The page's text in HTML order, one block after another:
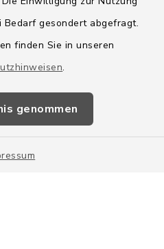
gesondert abgefragt.
finden Sie in unseren
.
genommen